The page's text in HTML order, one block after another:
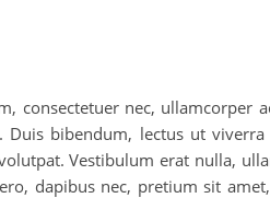
consectetuer nec, ullamcorper
bibendum, lectus ut
Vestibulum erat nulla,
dapibus nec, pretium sit